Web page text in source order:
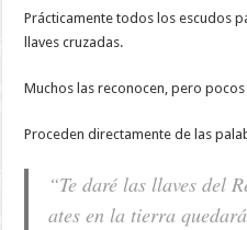
Prácticamente todos los escudos
llaves cruzadas.
Muchos las reconocen, pero
Proceden directamente de las
“Te daré las llaves del
ates en la tierra